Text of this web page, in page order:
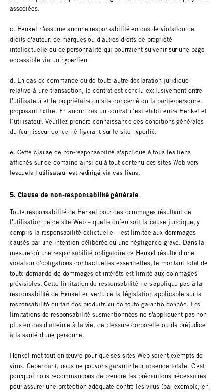
associées.
c. Henkel n'assume aucune responsabilité en cas de violation de
droits d'auteur, de marques ou d'autres droits de propriété
intellectuelle ou de personnalité qui pourraient survenir sur une page
accessible via un hyperlien.
d. En cas de commande ou de toute autre déclaration juridique
relative à une transaction, le contrat est conclu exclusivement entre
l'utilisateur et le propriétaire du site concerné ou la partie/personne
proposant l'offre. En aucun cas un contrat n’est établi entre Henkel et
l’utilisateur. Veuillez prendre connaissance des conditions générales
du fournisseur concerné figurant sur le site hyperlié.
e. Cette clause de non-responsabilité s'applique à tous les liens
affichés sur ce domaine ainsi qu'à tout contenu des sites Web vers
lesquels l'utilisateur est redirigé via ces liens.
5. Clause de non-responsabilité générale
Toute responsabilité de Henkel pour des dommages résultant de
l'utilisation de ce site Web – quelle qu’en soit la cause juridique, y
compris la responsabilité délictuelle – est limitée aux dommages
causés par une intention délibérée ou une négligence grave. Dans la
mesure où une responsabilité obligatoire de Henkel résulte d'une
violation d'obligations contractuelles essentielles, le montant total de
toute demande de dommages et intérêts est limité aux dommages
prévisibles. Cette limitation de responsabilité ne s'applique pas à la
responsabilité de Henkel en vertu de la législation applicable sur la
responsabilité du fait des produits ou de toute garantie donnée. Les
limitations de responsabilité susmentionnées ne s'appliquent pas non
plus en cas d'atteinte à la vie, de blessure corporelle ou de préjudice
à la santé d'une personne.
Henkel met tout en œuvre pour que ses sites Web soient exempts de
virus. Cependant, nous ne pouvons garantir leur absence totale. C'est
pourquoi nous recommandons de prendre les précautions nécessaires
pour assurer une protection adéquate contre les virus (par exemple, en